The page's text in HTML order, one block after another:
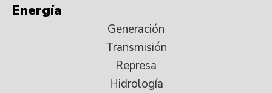
Energía
Generación
Transmisión
Represa
Hidrología